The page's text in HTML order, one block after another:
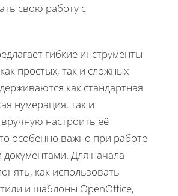
свою работу с
гибкие инструменты
простых, так и сложных
как стандартная
нумерация, так и
настроить её
особенно важно при работе
Для начала
как использовать
и шаблоны OpenOffice,